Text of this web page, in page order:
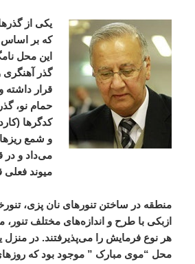
یکی از
که بر
این محل
گذر
قرار داشته
حمام نو،
کدگرها
و شمع ریزها
می‌داد و
میوند
منطقه در ساختن تنورهای نان پزی،
ازبکی با طرح و اندازه‌های مختلف
هر نوع فرمایش را می‌پذیرفتند. در منزل
محل “موی مبارک ” موجود بود که